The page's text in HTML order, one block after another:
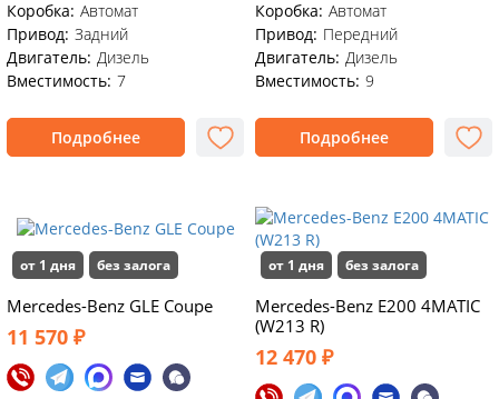
Коробка: Автомат
Привод: Задний
Двигатель: Дизель
Вместимость: 7
Подробнее
Коробка: Автомат
Привод: Передний
Двигатель: Дизель
Вместимость: 9
Подробнее
от 1 дня без залога
Mercedes-Benz GLE Coupe
11 570 ₽
от 1 дня без залога
Mercedes-Benz E200 4MATIC
(W213 R)
12 470 ₽